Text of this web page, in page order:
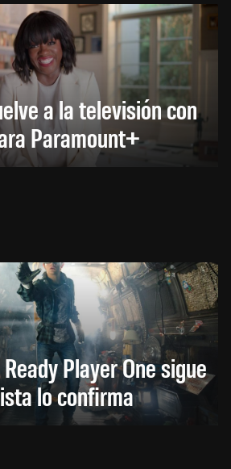
a la televisión con
Paramount+
Player One sigue
lo confirma